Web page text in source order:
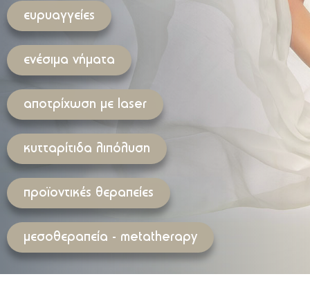
ευρυαγγείες
ενέσιμα νήματα
αποτρίχωση με laser
κυτταρίτιδα λιπόλυση
προϊοντικές θεραπείες
μεσοθεραπεία - metatherapy